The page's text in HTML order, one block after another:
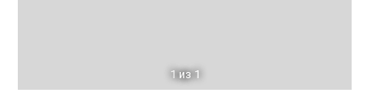
1 из 1